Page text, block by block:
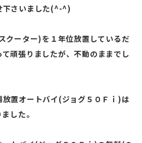
下さいました(^-^)
クーター)を１年位放置しているだ
頑張りましたが、不動のままでし
置オートバイ(ジョグ５０Ｆｉ)は
した。